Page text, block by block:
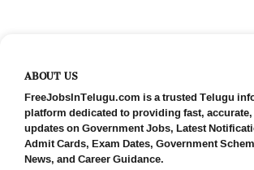
ABOUT US
FreeJobsInTelugu.com is a trusted Telugu
platform dedicated to providing fast,
updates on Government Jobs, Latest
Admit Cards, Exam Dates, Government
News, and Career Guidance.